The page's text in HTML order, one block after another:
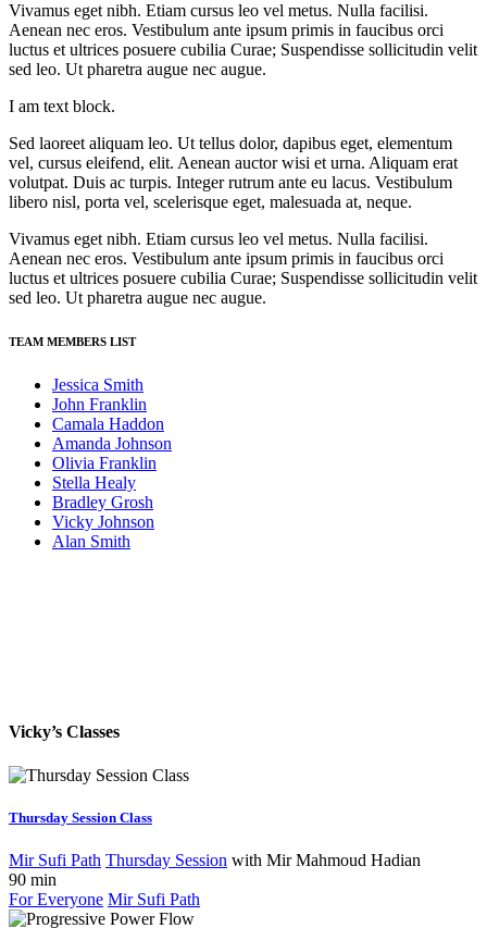
Vivamus eget nibh. Etiam cursus leo vel metus. Nulla facilisi.
Aenean nec eros. Vestibulum ante ipsum primis in faucibus orci
luctus et ultrices posuere cubilia Curae; Suspendisse sollicitudin velit
sed leo. Ut pharetra augue nec augue.
I am text block.
Sed laoreet aliquam leo. Ut tellus dolor, dapibus eget, elementum
vel, cursus eleifend, elit. Aenean auctor wisi et urna. Aliquam erat
volutpat. Duis ac turpis. Integer rutrum ante eu lacus. Vestibulum
libero nisl, porta vel, scelerisque eget, malesuada at, neque.
Vivamus eget nibh. Etiam cursus leo vel metus. Nulla facilisi.
Aenean nec eros. Vestibulum ante ipsum primis in faucibus orci
luctus et ultrices posuere cubilia Curae; Suspendisse sollicitudin velit
sed leo. Ut pharetra augue nec augue.
TEAM MEMBERS LIST
Jessica Smith
John Franklin
Camala Haddon
Amanda Johnson
Olivia Franklin
Stella Healy
Bradley Grosh
Vicky Johnson
Alan Smith
Vicky’s Classes
Thursday Session Class
Mir Sufi Path Thursday Session with Mir Mahmoud Hadian
90 min
For Everyone Mir Sufi Path